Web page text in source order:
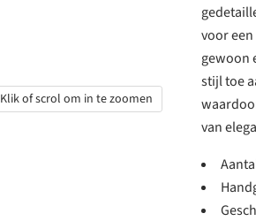
Klik of scrol om in te zoomen
voor
gewoon
stijl toe
van